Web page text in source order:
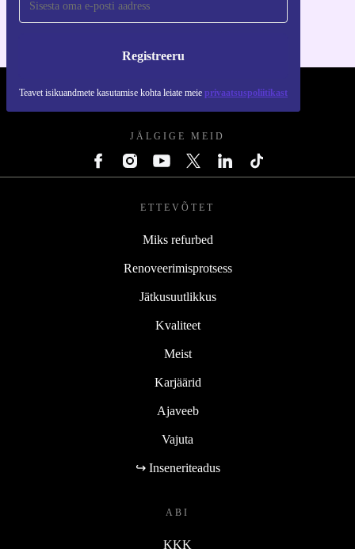
Registreeru
Teavet isikuandmete kasutamise kohta leiate meie privaatsuspoliitikast
REFURBED EESTI - RETHINK NEW.
JÄLGIGE MEID
ETTEVÕTET
Miks refurbed
Renoveerimisprotsess
Jätkusuutlikkus
Kvaliteet
Meist
Karjäärid
Ajaveeb
Vajuta
↪ Inseneriteadus
ABI
KKK